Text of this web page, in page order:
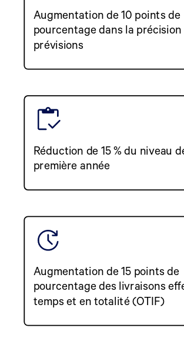
Augmentation de 10 points de
pourcentage dans la précision
prévisions
Réduction de 15 % du niveau
première année
Augmentation de 15 points de
pourcentage des livraisons
temps et en totalité (OTIF)